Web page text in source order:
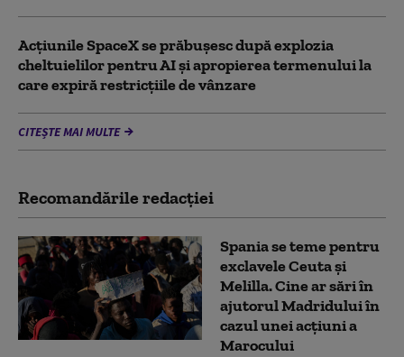
Acţiunile SpaceX se prăbuşesc după explozia
cheltuielilor pentru AI şi apropierea termenului la
care expiră restricţiile de vânzare
CITEȘTE MAI MULTE
Recomandările redacţiei
Spania se teme pentru
exclavele Ceuta și
Melilla. Cine ar sări în
ajutorul Madridului în
cazul unei acțiuni a
Marocului